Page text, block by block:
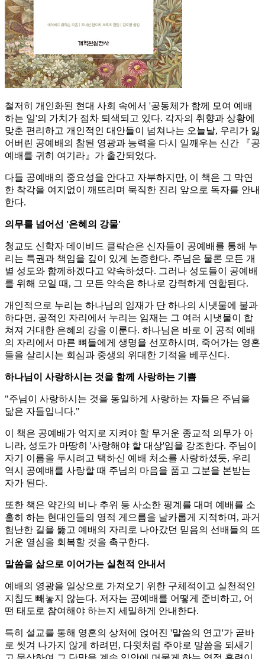
철저히 개인화된 현대 사회 속에서 '공동체가 함께 모여 예배
하는 일'의 가치가 점차 퇴색되고 있다. 각자의 취향과 상황에
맞춘 편리하고 개인적인 대안들이 넘쳐나는 오늘날, 우리가 잃
어버린 공예배의 참된 영광과 능력을 다시 일깨우는 신간 『공
예배를 귀히 여기라』가 출간되었다.
다들 공예배의 중요성을 안다고 자부하지만, 이 책은 그 막연
한 착각을 여지없이 깨뜨리며 묵직한 진리 앞으로 독자를 안내
한다.
의무를 넘어선 '은혜의 강물'
청교도 신학자 데이비드 클락슨은 신자들이 공예배를 통해 누
리는 특권과 책임을 깊이 있게 논증한다. 주님은 물론 모든 개
별 성도와 함께하겠다고 약속하셨다. 그러나 성도들이 공예배
를 위해 모일 때, 그 모든 약속은 하나로 강력하게 연합된다.
개인적으로 누리는 하나님의 임재가 단 하나의 시냇물에 불과
하다면, 공적인 자리에서 누리는 임재는 그 여러 시냇물이 합
쳐져 거대한 은혜의 강을 이룬다. 하나님은 바로 이 공적 예배
의 자리에서 마른 뼈들에게 생명을 선포하시며, 죽어가는 영혼
들을 살리시는 회심과 중생의 위대한 기적을 베푸신다.
하나님이 사랑하시는 것을 함께 사랑하는 기쁨
"주님이 사랑하시는 것을 동일하게 사랑하는 자들은 주님을
닮은 자들입니다."
이 책은 공예배가 억지로 지켜야 할 무거운 종교적 의무가 아
니라, 성도가 마땅히 '사랑해야 할 대상'임을 강조한다. 주님이
자기 이름을 두시려고 택하신 예배 처소를 사랑하셨듯, 우리
역시 공예배를 사랑할 때 주님의 마음을 품고 그분을 본받는
자가 된다.
또한 책은 약간의 비나 추위 등 사소한 핑계를 대며 예배를 소
홀히 하는 현대인들의 영적 게으름을 날카롭게 지적하며, 과거
험난한 길을 뚫고 예배의 자리로 나아갔던 믿음의 선배들의 뜨
거운 열심을 회복할 것을 촉구한다.
말씀을 삶으로 이어가는 실천적 안내서
예배의 영광을 일상으로 가져오기 위한 구체적이고 실천적인
지침도 빼놓지 않는다. 저자는 공예배를 어떻게 준비하고, 어
떤 태도로 참여해야 하는지 세밀하게 안내한다.
특히 설교를 통해 영혼의 상처에 얹어진 '말씀의 연고'가 곧바
로 씻겨 나가지 않게 하려면, 다윗처럼 주야로 말씀을 되새기